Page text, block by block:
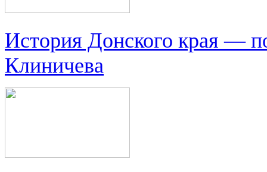
История Донского края —
Клиничева